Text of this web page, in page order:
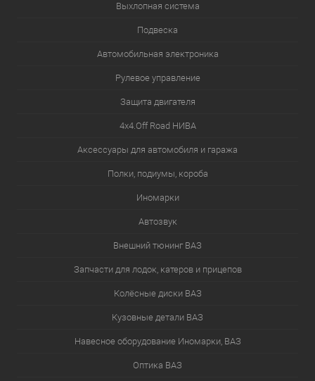
Выхлопная система
Подвеска
Автомобильная электроника
Рулевое управление
Защита двигателя
4х4.Off Road НИВА
Аксессуары для автомобиля и гаража
Полки, подиумы, короба
Иномарки
Автозвук
Внешний тюнинг ВАЗ
Запчасти для лодок, катеров и прицепов
Колёсные диски ВАЗ
Кузовные детали ВАЗ
Навесное оборудование Иномарки, ВАЗ
Оптика ВАЗ